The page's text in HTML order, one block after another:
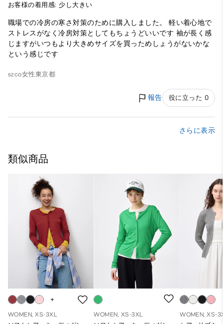
お客様の着用感: 少し大きい
職場での冷房の寒さ対策のために購入しました。 軽い着心地で
ストレスがなく冷房対策としてもちょうどいいです 袖が長く感
じますがいつもより大きめサイズを買っためしょうがないかな
という感じです
szco女性東京都
報告 役に立った 0
さらに表示
類似商品
WOMEN, XS-3XL
WOMEN, XS-3XL
WOMEN, XS-